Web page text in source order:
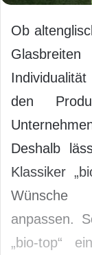
Ob
den
Deshalb
Klassiker
Wünsche
anpassen.
„bio-top“